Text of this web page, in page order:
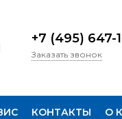
+7 (495) 647-
Заказать звонок
КОНТАКТЫ О